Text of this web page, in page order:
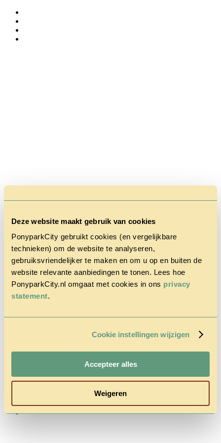
Deze website maakt gebruik van cookies
PonyparkCity gebruikt cookies (en vergelijkbare
technieken) om de website te analyseren,
gebruiksvriendelijker te maken en om u op en buiten de
website relevante aanbiedingen te tonen. Lees hoe
PonyparkCity.nl omgaat met cookies in ons privacy
statement.
Cookie instellingen wijzigen
Accepteer alles
Weigeren
Home
Der Park
House
Kontakt